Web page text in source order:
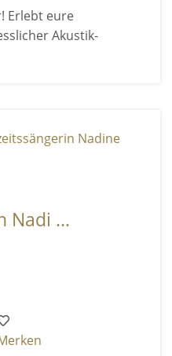
Erlebt eure
Akustik-
Nadi ...